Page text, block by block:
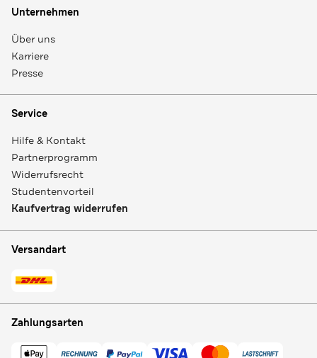
Unternehmen
Über uns
Karriere
Presse
Service
Hilfe & Kontakt
Partnerprogramm
Widerrufsrecht
Studentenvorteil
Kaufvertrag widerrufen
Versandart
Zahlungsarten